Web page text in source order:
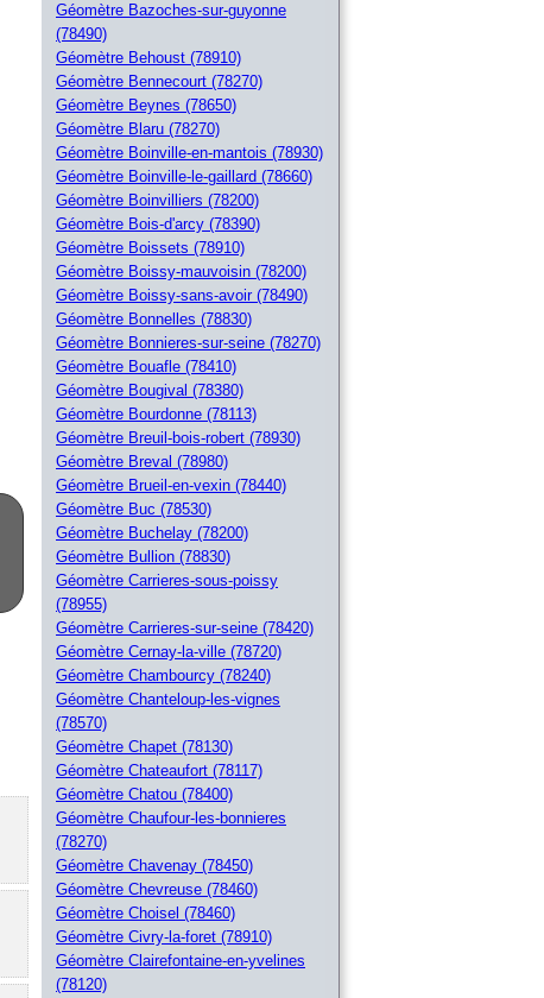
Géomètre Bazoches-sur-guyonne
(78490)
Géomètre Behoust (78910)
Géomètre Bennecourt (78270)
Géomètre Beynes (78650)
Géomètre Blaru (78270)
Géomètre Boinville-en-mantois (78930)
Géomètre Boinville-le-gaillard (78660)
Géomètre Boinvilliers (78200)
Géomètre Bois-d'arcy (78390)
Géomètre Boissets (78910)
Géomètre Boissy-mauvoisin (78200)
Géomètre Boissy-sans-avoir (78490)
Géomètre Bonnelles (78830)
Géomètre Bonnieres-sur-seine (78270)
Géomètre Bouafle (78410)
Géomètre Bougival (78380)
Géomètre Bourdonne (78113)
Géomètre Breuil-bois-robert (78930)
Géomètre Breval (78980)
Géomètre Brueil-en-vexin (78440)
Géomètre Buc (78530)
Géomètre Buchelay (78200)
Géomètre Bullion (78830)
Géomètre Carrieres-sous-poissy
(78955)
Géomètre Carrieres-sur-seine (78420)
Géomètre Cernay-la-ville (78720)
Géomètre Chambourcy (78240)
Géomètre Chanteloup-les-vignes
(78570)
Géomètre Chapet (78130)
Géomètre Chateaufort (78117)
Géomètre Chatou (78400)
Géomètre Chaufour-les-bonnieres
(78270)
Géomètre Chavenay (78450)
Géomètre Chevreuse (78460)
Géomètre Choisel (78460)
Géomètre Civry-la-foret (78910)
Géomètre Clairefontaine-en-yvelines
(78120)